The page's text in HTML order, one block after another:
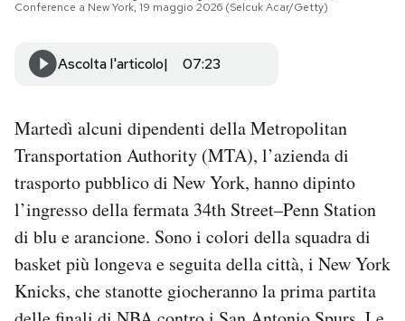
SHOP
CALENDARIO
AREA PERSONALE
Area Personale
Newsletter
Notifiche mobile
Regala il Post
Hai bisogno di aiuto?
Conference a New York, 19 maggio 2026 (Selcuk Acar/Getty)
Ascolta l'articolo 07:23
Martedì alcuni dipendenti della Metropolitan
Transportation Authority (MTA), l’azienda di
trasporto pubblico di New York, hanno dipinto
l’ingresso della fermata 34th Street–Penn Station
di blu e arancione. Sono i colori della squadra di
basket più longeva e seguita della città, i New York
Knicks, che stanotte giocheranno la prima partita